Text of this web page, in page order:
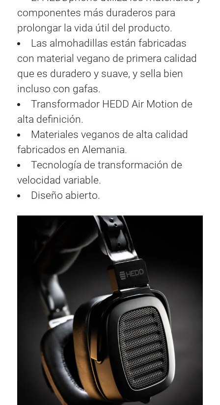
componentes más duraderos para
prolongar la vida útil del producto.
Las almohadillas están fabricadas
con material vegano de primera calidad
que es duradero y suave, y sella bien
incluso con gafas.
Transformador HEDD Air Motion de
alta definición.
Materiales veganos de alta calidad
fabricados en Alemania.
Tecnología de transformación de
velocidad variable.
Diseño abierto.